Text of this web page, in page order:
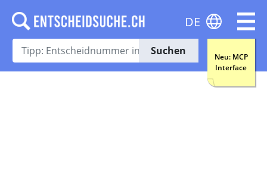
Suchen
Neu: MCP
Interface
DE